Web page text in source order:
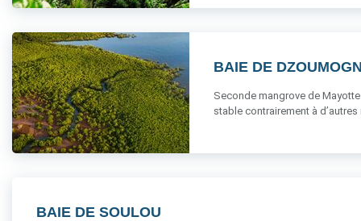
BAIE DE
Seconde mangrove de
stable contrairement à d’autres
BAIE DE SOULOU